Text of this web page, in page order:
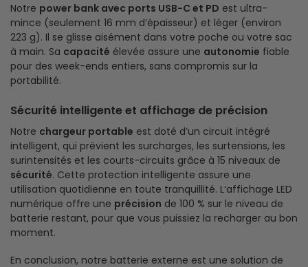
Notre power bank avec ports USB-C et PD est ultra-
mince (seulement 16 mm d’épaisseur) et léger (environ
223 g). Il se glisse aisément dans votre poche ou votre sac
à main. Sa capacité élevée assure une autonomie fiable
pour des week-ends entiers, sans compromis sur la
portabilité.
Sécurité intelligente et affichage de précision
Notre chargeur portable est doté d’un circuit intégré
intelligent, qui prévient les surcharges, les surtensions, les
surintensités et les courts-circuits grâce à 15 niveaux de
sécurité. Cette protection intelligente assure une
utilisation quotidienne en toute tranquillité. L’affichage LED
numérique offre une précision de 100 % sur le niveau de
batterie restant, pour que vous puissiez la recharger au bon
moment.
En conclusion, notre batterie externe est une solution de